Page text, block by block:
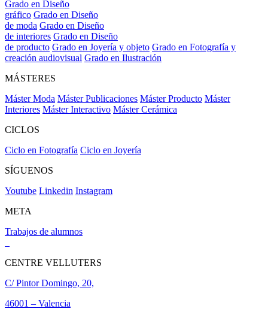
Grado en Diseño
gráfico Grado en Diseño
de moda Grado en Diseño
de interiores Grado en Diseño
de producto Grado en Joyería y objeto Grado en Fotografía y
creación audiovisual Grado en Ilustración
MÁSTERES
Máster Moda Máster Publicaciones Máster Producto Máster
Interiores Máster Interactivo Máster Cerámica
CICLOS
Ciclo en Fotografía Ciclo en Joyería
SÍGUENOS
Youtube Linkedin Instagram
META
Trabajos de alumnos
CENTRE VELLUTERS
C/ Pintor Domingo, 20,
46001 – Valencia